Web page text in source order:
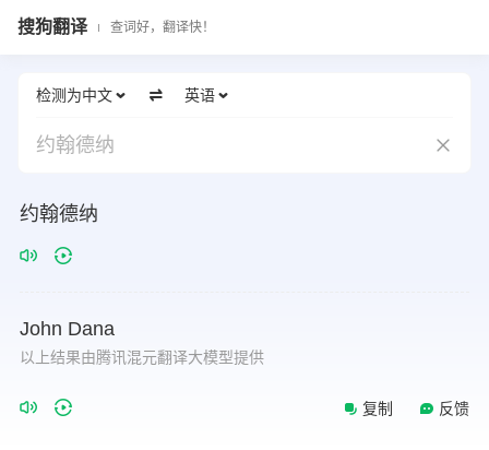
搜狗翻译 查词好，翻译快！
检测为中文 英语
约翰德纳
约翰德纳
John Dana
以上结果由腾讯混元翻译大模型提供
复制 反馈